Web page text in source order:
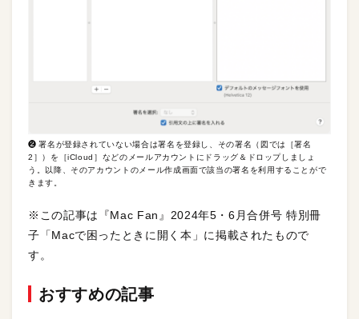
❷ 署名が登録されていない場合は署名を登録し、その署名（図では［署名
2］）を［iCloud］などのメールアカウントにドラッグ＆ドロップしましょ
う。以降、そのアカウントのメール作成画面で該当の署名を利用することがで
きます。
※この記事は『Mac Fan』2024年5・6月合併号 特別冊
子「Macで困ったときに開く本」に掲載されたもので
す。
おすすめの記事